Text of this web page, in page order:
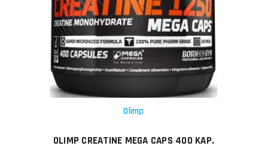
Olimp
OLIMP CREATINE MEGA CAPS 400 KAP.